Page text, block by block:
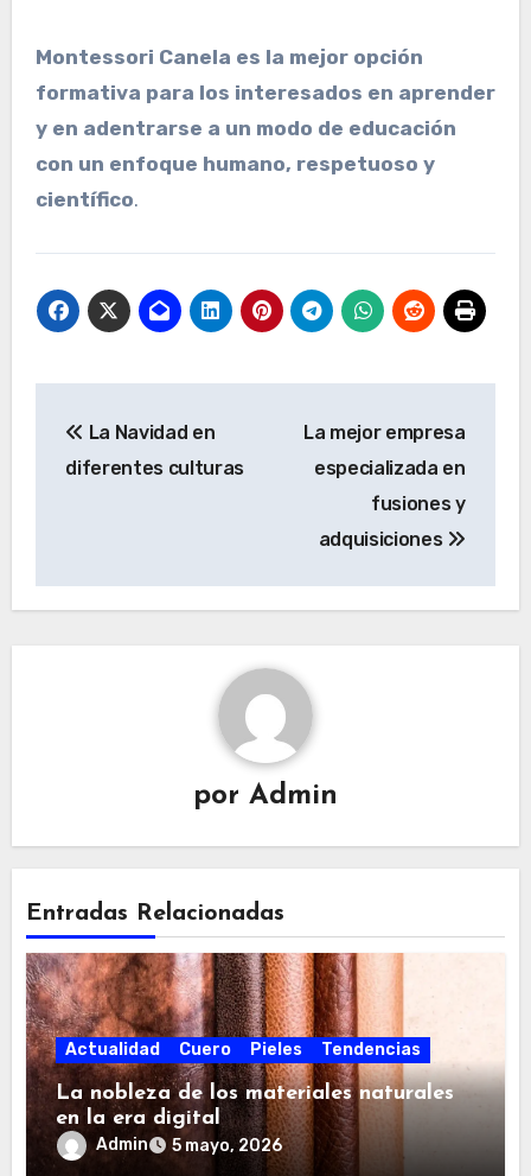
Montessori Canela es la mejor opción
formativa para los interesados en aprender
y en adentrarse a un modo de educación
con un enfoque humano, respetuoso y
científico.
c
t
r
a
d
a
s
La Navidad en
diferentes culturas
La mejor empresa
especializada en
fusiones y
adquisiciones
por Admin
Entradas Relacionadas
Actualidad Cuero Pieles Tendencias
La nobleza de los materiales naturales
en la era digital
Admin 5 mayo, 2026